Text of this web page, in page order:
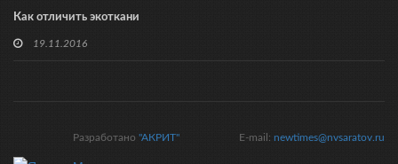
Как отличить экоткани
19.11.2016
E-mail: newtimes@nvsaratov.ru
Разработано "АКРИТ"